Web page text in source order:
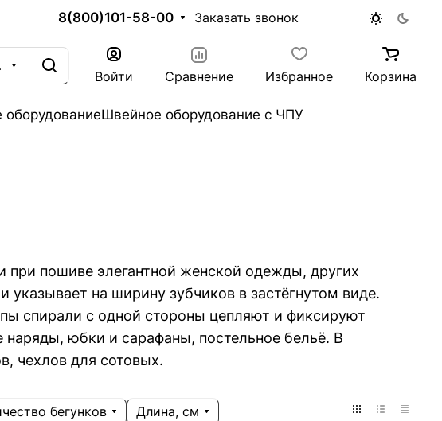
8(800)101-58-00 Заказать звонок
Войти Сравнение Избранное Корзина
Швейное оборудование с ЧПУ
пошиве элегантной женской одежды, других
на ширину зубчиков в застёгнутом виде.
спирали с одной стороны цепляют и фиксируют
юбки и сарафаны, постельное бельё. В
чехлов для сотовых.
бегунков Длина, см